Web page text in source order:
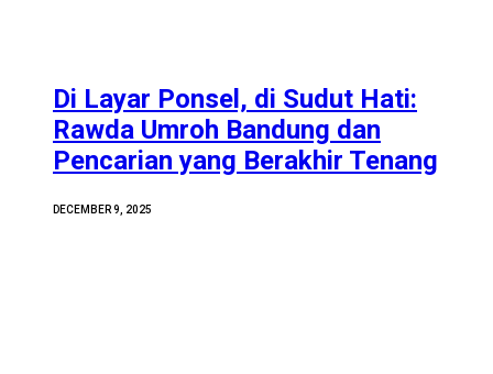
Di Layar Ponsel, di Sudut Hati:
Rawda Umroh Bandung dan
Pencarian yang Berakhir Tenang
DECEMBER 9, 2025